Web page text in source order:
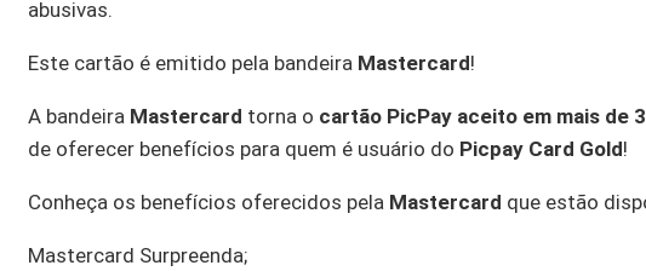
abusivas.
Este cartão é emitido pela bandeira Mastercard!
A bandeira Mastercard torna o cartão PicPay aceito em mais de
de oferecer benefícios para quem é usuário do Picpay Card Gold!
Conheça os benefícios oferecidos pela Mastercard que estão
Mastercard Surpreenda;